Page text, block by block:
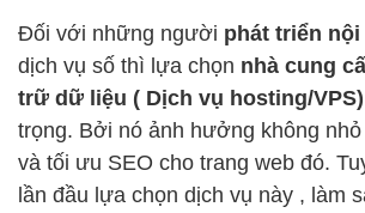
Đối với những người phát triển
dịch vụ số thì lựa chọn nhà cung
trữ dữ liệu ( Dịch vụ hosting/VPS)
trọng. Bởi nó ảnh hưởng không
và tối ưu SEO cho trang web đó.
lần đầu lựa chọn dịch vụ này , làm